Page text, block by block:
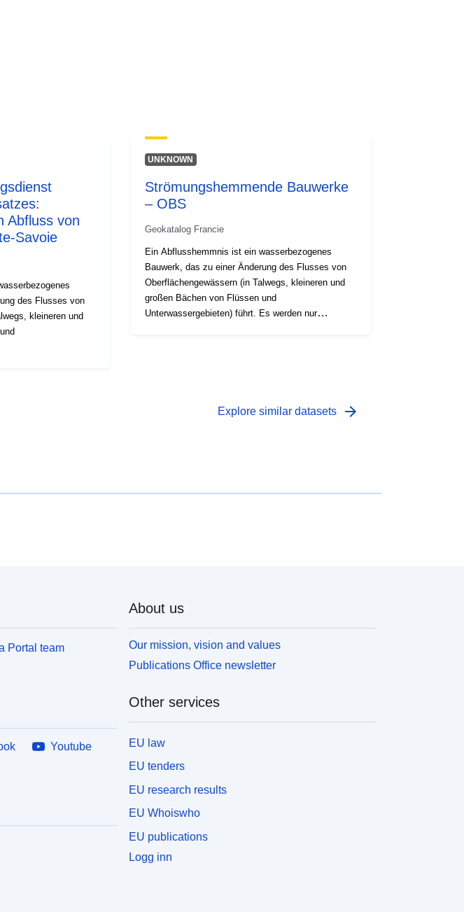
Abfluss von
Savoie
des Flusses von
kleineren und
UNKNOWN
Strömungshemmende Bauwerke
– OBS
Geokatalog Francie
Ein Abflusshemmnis ist ein wasserbezogenes
Bauwerk, das zu einer Änderung des Flusses von
Oberflächengewässern (in Talwegs, kleineren und
großen Bächen von Flüssen und
Unterwassergebieten) führt. Es werden nur
Explore similar datasets arrow_forward
Portal team
Youtube
About us
Our mission, vision and values
Publications Office newsletter
Other services
EU law
EU tenders
EU research results
EU Whoiswho
EU publications
Logg inn